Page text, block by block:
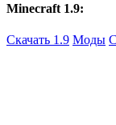
Minecraft 1.9:
Скачать 1.9 Моды